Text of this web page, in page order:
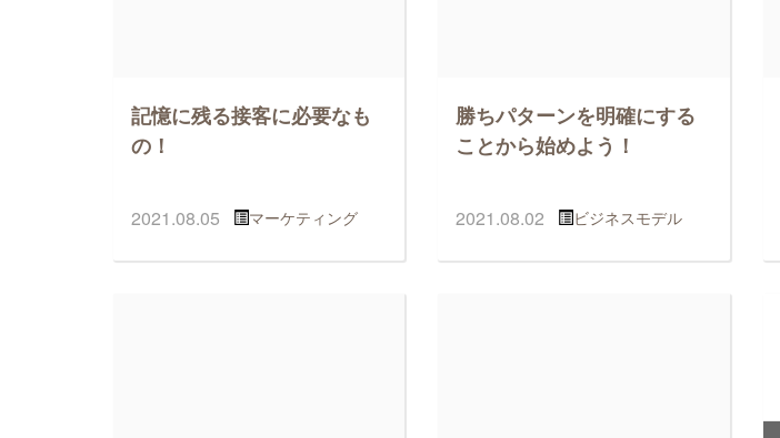
記憶に残る接客に必要なも
の！
2021.08.05 マーケティング
勝ちパターンを明確にする
ことから始めよう！
2021.08.02 ビジネスモデル